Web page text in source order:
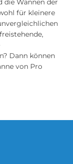
die Wannen der
für kleinere
Dann können
von Pro